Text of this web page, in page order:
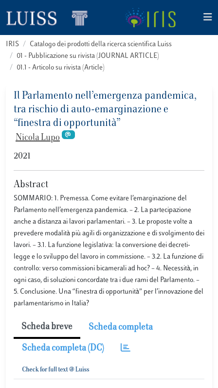
IRIS
Catalogo dei prodotti della ricerca scientifica Luiss
01 - Pubblicazione su rivista (JOURNAL ARTICLE)
01.1 - Articolo su rivista (Article)
Il Parlamento nell’emergenza pandemica,
tra rischio di auto-emarginazione e
“finestra di opportunità”
Nicola Lupo
2021
Abstract
SOMMARIO: 1. Premessa. Come evitare l’emarginazione del
Parlamento nell’emergenza pandemica. – 2. La partecipazione
anche a distanza ai lavori parlamentari. – 3. Le proposte volte a
prevedere modalità più agili di organizzazione e di svolgimento dei
lavori. – 3.1. La funzione legislativa: la conversione dei decreti-
legge e lo sviluppo del lavoro in commissione. – 3.2. La funzione di
controllo: verso commissioni bicamerali ad hoc? – 4. Necessità, in
ogni caso, di soluzioni concordate tra i due rami del Parlamento. –
5. Conclusione. Una “finestra di opportunità” per l’innovazione del
parlamentarismo in Italia?
Scheda breve Scheda completa
Scheda completa (DC)